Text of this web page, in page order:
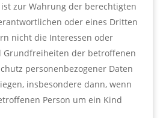
zur Wahrung der berechtigten
oder eines Dritten
nicht die Interessen oder
Grundfreiheiten der betroffenen
personenbezogener Daten
insbesondere dann, wenn
Person um ein Kind